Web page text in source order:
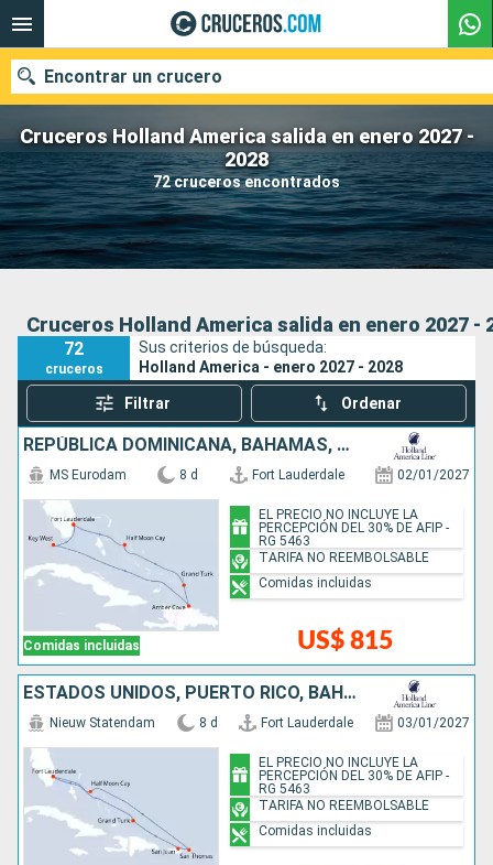
Cruceros Holland America salida en enero 2027 -
2028
72 cruceros encontrados
Encontrar un crucero
Nuestros destinos
Fecha de salida
Buscar
Cruceros Holland America salida en enero 2027 -
72
cruceros
Sus criterios de búsqueda:
Holland America - enero 2027 - 2028
Filtrar Ordenar
REPÚBLICA DOMINICANA, BAHAMAS, ESTADOS UNIDOS
Comidas incluidas
MS Eurodam 8 d Fort Lauderdale 02/01/2027
US$ 815
EL PRECIO NO INCLUYE LA
PERCEPCIÓN DEL 30% DE AFIP -
RG 5463
TARIFA NO REEMBOLSABLE
Comidas incluidas
ESTADOS UNIDOS, PUERTO RICO, BAHAMAS
Nieuw Statendam 8 d Fort Lauderdale 03/01/2027
EL PRECIO NO INCLUYE LA
PERCEPCIÓN DEL 30% DE AFIP -
RG 5463
TARIFA NO REEMBOLSABLE
Comidas incluidas